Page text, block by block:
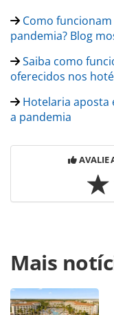
Como
pandemia? Blog
Saiba como
oferecidos nos
Hotelaria aposta
a pandemia
AVALIE
https://
remoto-contribui-na-
blog_181258.html
Todo o conteúdo
Mais